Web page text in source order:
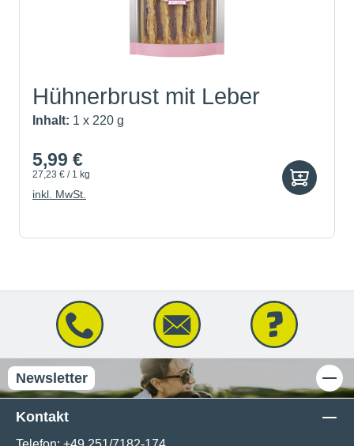
Hühnerbrust mit Leber
Inhalt: 1 x 220 g
5,99 €
27,23 € / 1 kg
inkl. MwSt.
Newsletter
Kontakt